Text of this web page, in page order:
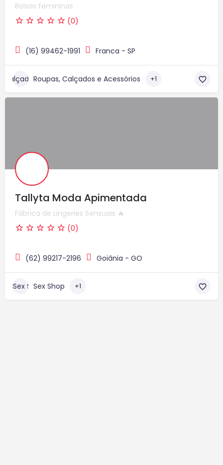
Bolsas femininas
(0)
(16) 99462-1991 Franca - SP
Roupas, Calçados e Acessórios +1
Tallyta Moda Apimentada
Fábrica de Lingeries Sensuais 🔥
(0)
(62) 99217-2196 Goiânia - GO
Sex Shop +1